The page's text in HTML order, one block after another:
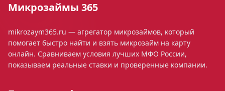
Микрозаймы 365
mikrozaym365.ru — агрегатор микрозаймов, который
помогает быстро найти и взять микрозайм на карту
онлайн. Сравниваем условия лучших МФО России,
показываем реальные ставки и проверенные компании.